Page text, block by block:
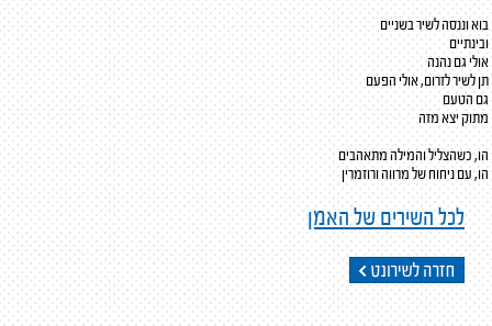
בוא וננסה לשיר בשניים
ובינתיים
אולי גם נהנה
תן לשיר לזרום, אולי הפעם
גם הטעם
מתוק יצא מזה
הו, כשהצליל והמילה מתאהבים
הו, עם ניחוח של מרווה ורוזמרין
לכל השירים של האמן